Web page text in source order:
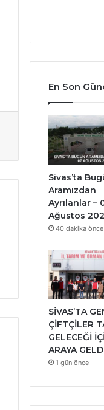
En Son
Sivas’ta
Aramızdan
Ayrılanlar –
Ağustos
40 dakika önce
SİVAS’TA
ÇİFTÇİLER
GELECEĞİ
ARAYA
1 gün önce